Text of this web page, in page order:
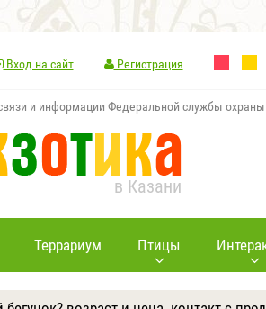
Вход на сайт Регистрация
и информации Федеральной службы
в Казани
Террариум Птицы